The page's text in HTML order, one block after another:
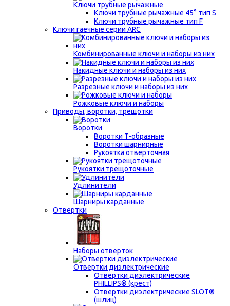
Ключи трубные рычажные
Ключи трубные рычажные 45° тип S
Ключи трубные рычажные тип F
Ключи гаечные серии ARC
Комбинированные ключи и наборы из них
Накидные ключи и наборы из них
Разрезные ключи и наборы из них
Рожковые ключи и наборы
Приводы, воротки, трещотки
Воротки
Воротки Т-образные
Воротки шарнирные
Рукоятка отверточная
Рукоятки трещоточные
Удлинители
Шарниры карданные
Отвертки
Наборы отверток
Отвертки диэлектрические
Отвертки диэлектрические
PHILLIPS® (крест)
Отвертки диэлектрические SLOT®
(шлиц)